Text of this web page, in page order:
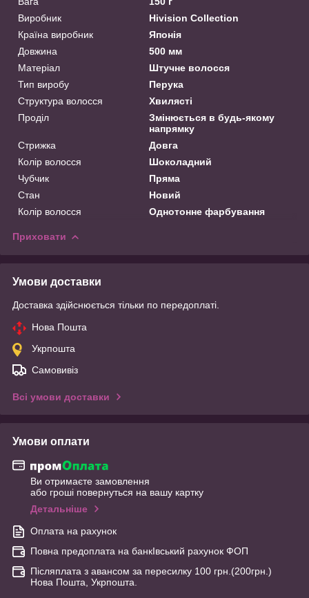
Виробник
Hivision Collection
Країна виробник
Японія
Довжина
500 мм
Матеріал
Штучне волосся
Тип виробу
Перука
Структура волосся
Хвилясті
Проділ
Змінюється в будь-якому
напрямку
Стрижка
Довга
Колір волосся
Шоколадний
Чубчик
Пряма
Стан
Новий
Колір волосся
Однотонне фарбування
Приховати
Умови доставки
Доставка здійснюється тільки по передоплаті.
Нова Пошта
Укрпошта
Самовивіз
Всі умови доставки
Умови оплати
Ви отримаєте замовлення
або гроші повернуться на вашу картку
Детальніше
Оплата на рахунок
Повна предоплата на банкІвський рахунок ФОП
Післяплата з авансом за пересилку 100 грн.(200грн.)
Нова Пошта, Укрпошта.